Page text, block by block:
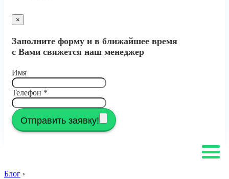
×
Заполните форму и в ближайшее время
с Вами свяжется наш менеджер
Имя
Телефон *
Отправить заявку!
Блог ›